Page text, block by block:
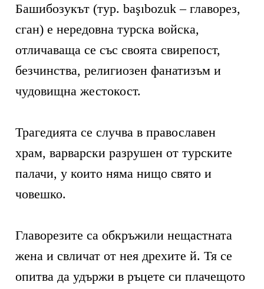
Башибозукът (тур. başıbozuk – главорез,
сган) е нередовна турска войска,
отличаваща се със своята свирепост,
безчинства, религиозен фанатизъм и
чудовищна жестокост.
Трагедията се случва в православен
храм, варварски разрушен от турските
палачи, у които няма нищо свято и
човешко.
Главорезите са обкръжили нещастната
жена и свличат от нея дрехите й. Тя се
опитва да удържи в ръцете си плачещото